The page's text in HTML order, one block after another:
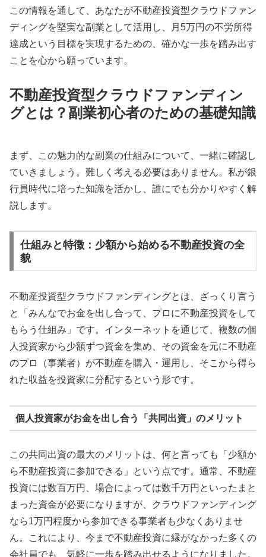
この情報を通して、あなたが不動産投資型クラウドファン
ディングを堅実な副業として活用し、月5万円の不労所得
達成という目標を実現するための、確かな一歩を踏み出す
ことを心から願っています。
不動産投資型クラウドファンディン
グとは？副業初心者のための基礎知識
まず、この魅力的な副業の仕組みについて、一緒に確認し
ていきましょう。難しく考える必要はありません。私が銀
行員時代に培った知識を活かし、誰にでも分かりやすく解
説します。
仕組みと特徴：少額から始める不動産投資の全
貌
不動産投資型クラウドファンディングとは、ざっくり言う
と「みんなでお金を出し合って、プロに不動産投資をして
もらう仕組み」です。インターネットを通じて、複数の個
人投資家から少額ずつ資金を集め、その資金を元に不動産
のプロ（事業者）が不動産を購入・運用し、そこから得ら
れた収益を投資家に分配するという形です。
個人投資家がお金を出し合う「共同出資」のメリット
この共同出資の最大のメリットは、何と言っても「少額か
ら不動産投資に参加できる」という点です。通常、不動産
投資には数百万円、場合によっては数千万円といったまと
まった資金が必要になりますが、クラウドファンディング
なら1万円程度から参加できる事業者も少なくありませ
ん。これにより、今まで不動産投資に縁がなかった多くの
会社員でも、気軽に一歩を踏み出せるようになりました。